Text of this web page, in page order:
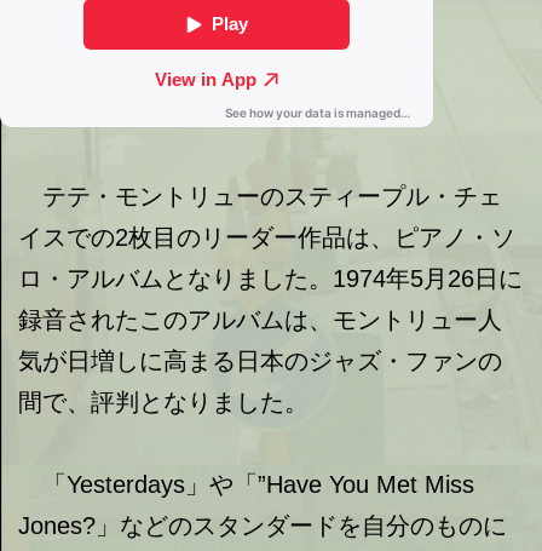
テテ・モントリューのスティープル・チェ
イスでの2枚目のリーダー作品は、ピアノ・ソ
ロ・アルバムとなりました。1974年5月26日に
録音されたこのアルバムは、モントリュー人
気が日増しに高まる日本のジャズ・ファンの
間で、評判となりました。
「Yesterdays」や「”Have You Met Miss
Jones?」などのスタンダードを自分のものに